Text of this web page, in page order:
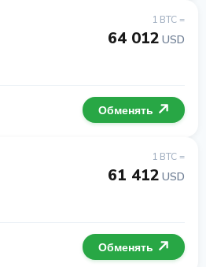
1 BTC =
64 012 USD
Обменять
1 BTC =
61 412 USD
Обменять